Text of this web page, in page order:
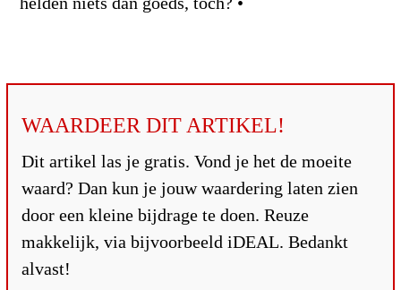
WAARDEER DIT ARTIKEL!
Dit artikel las je gratis. Vond je het de moeite
waard? Dan kun je jouw waardering laten zien
door een kleine bijdrage te doen. Reuze
makkelijk, via bijvoorbeeld iDEAL. Bedankt
alvast!